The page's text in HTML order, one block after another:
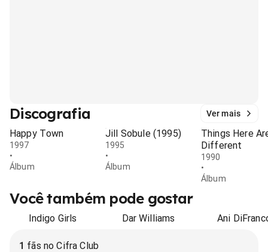
Discografia Ver mais
Happy Town
1997
•
Álbum
Jill Sobule (1995)
1995
•
Álbum
Things Here
Different
1990
•
Álbum
Você também pode gostar
Indigo Girls Dar Williams Ani
1 fãs no Cifra Club